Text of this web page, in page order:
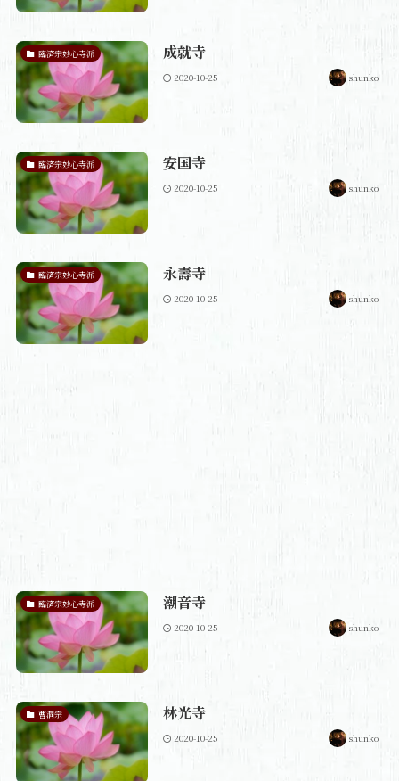
臨済宗妙心寺派 成就寺
2020-10-25 shunko
臨済宗妙心寺派 安国寺
2020-10-25 shunko
臨済宗妙心寺派 永壽寺
2020-10-25 shunko
臨済宗妙心寺派 潮音寺
2020-10-25 shunko
曹洞宗 林光寺
2020-10-25 shunko